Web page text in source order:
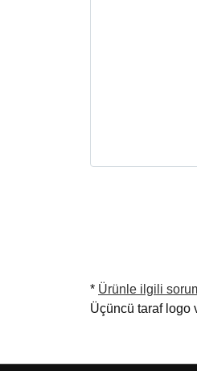
* Ürünle ilgili
Üçüncü taraf logo